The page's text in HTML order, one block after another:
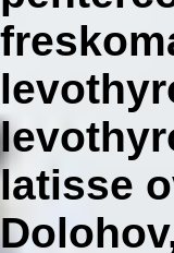
latisse